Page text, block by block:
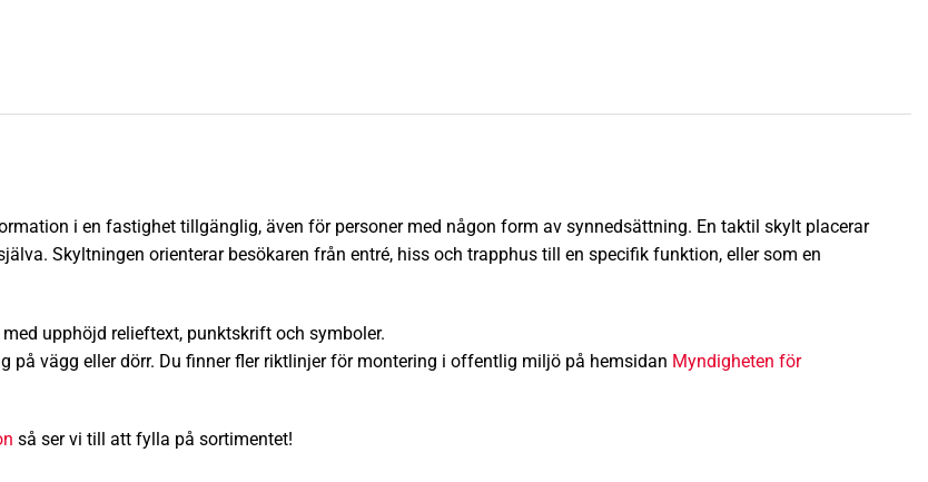
i en fastighet tillgänglig, även för personer med någon form av synnedsättning. En taktil skylt placerar
Skyltningen orienterar besökaren från entré, hiss och trapphus till en specifik funktion, eller som en
upphöjd relieftext, punktskrift och symboler.
på vägg eller dörr. Du finner fler riktlinjer för montering i offentlig miljö på hemsidan Myndigheten för
så ser vi till att fylla på sortimentet!